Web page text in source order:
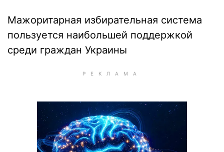
Мажоритарная избирательная система
пользуется наибольшей поддержкой
среди граждан Украины